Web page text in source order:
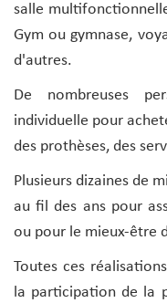
salle
Gym ou gymnase,
d'autres.
De nombreuses
individuelle pour
des prothèses, des
Plusieurs dizaines de
au fil des ans pour
ou pour le mieux-être
Toutes ces
la participation de la